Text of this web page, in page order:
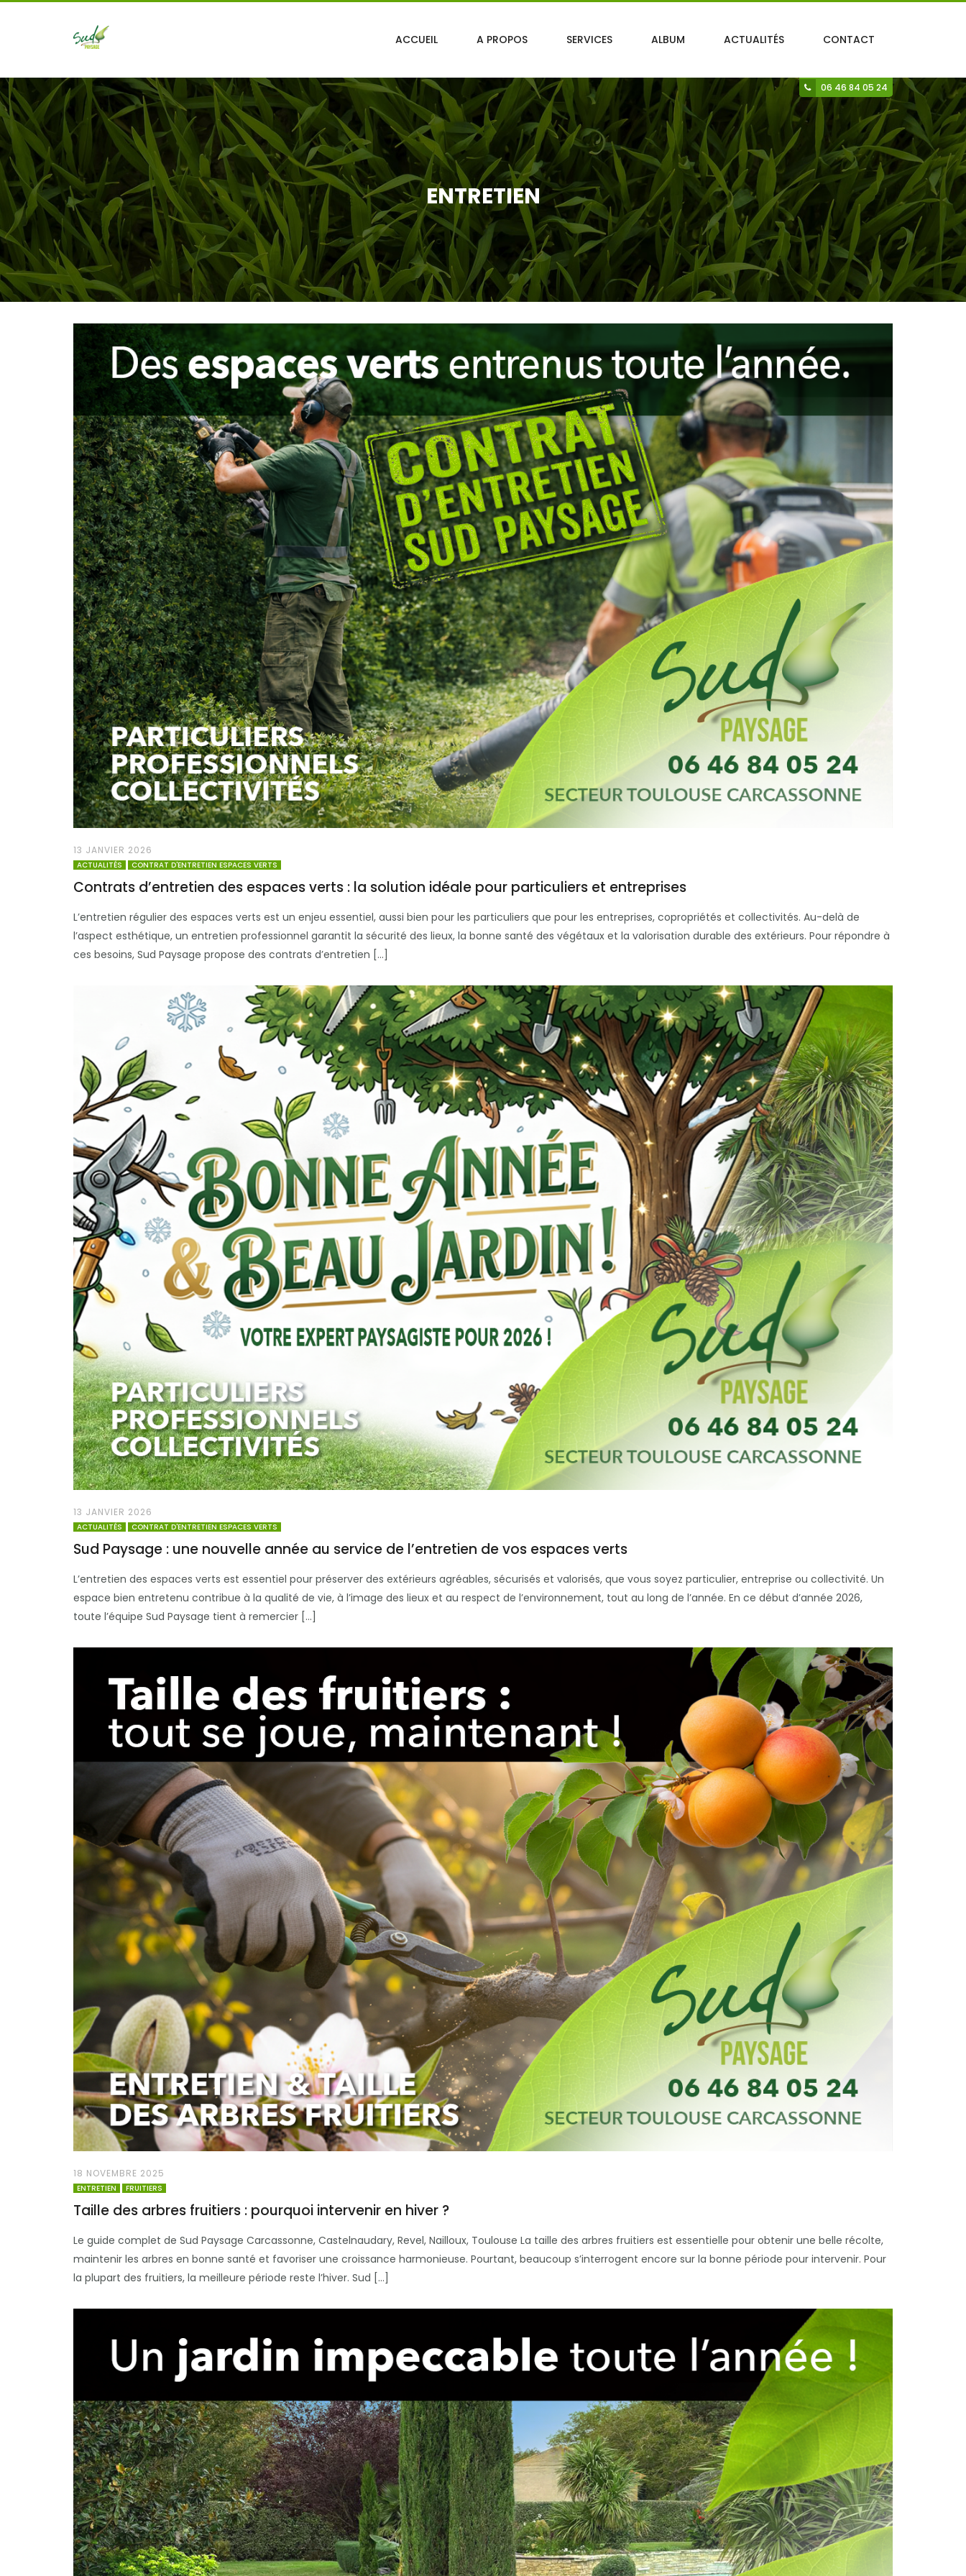
06 46 84 05 24
ACCUEIL A PROPOS SERVICES ALBUM ACTUALITÉS CONTACT
ENTRETIEN
13 JANVIER 2026
ACTUALITÉS CONTRAT D'ENTRETIEN ESPACES VERTS
Contrats d’entretien des espaces verts : la solution idéale pour particuliers et entreprises
L’entretien régulier des espaces verts est un enjeu essentiel, aussi bien pour les particuliers que pour les entreprises, copropriétés et collectivités. Au-delà de
l’aspect esthétique, un entretien professionnel garantit la sécurité des lieux, la bonne santé des végétaux et la valorisation durable des extérieurs. Pour répondre à
ces besoins, Sud Paysage propose des contrats d’entretien […]
13 JANVIER 2026
ACTUALITÉS CONTRAT D'ENTRETIEN ESPACES VERTS
Sud Paysage : une nouvelle année au service de l’entretien de vos espaces verts
L’entretien des espaces verts est essentiel pour préserver des extérieurs agréables, sécurisés et valorisés, que vous soyez particulier, entreprise ou collectivité. Un
espace bien entretenu contribue à la qualité de vie, à l’image des lieux et au respect de l’environnement, tout au long de l’année. En ce début d’année 2026,
toute l’équipe Sud Paysage tient à remercier […]
18 NOVEMBRE 2025
ENTRETIEN FRUITIERS
Taille des arbres fruitiers : pourquoi intervenir en hiver ?
Le guide complet de Sud Paysage Carcassonne, Castelnaudary, Revel, Nailloux, Toulouse La taille des arbres fruitiers est essentielle pour obtenir une belle récolte,
maintenir les arbres en bonne santé et favoriser une croissance harmonieuse. Pourtant, beaucoup s’interrogent encore sur la bonne période pour intervenir. Pour
la plupart des fruitiers, la meilleure période reste l’hiver. Sud […]